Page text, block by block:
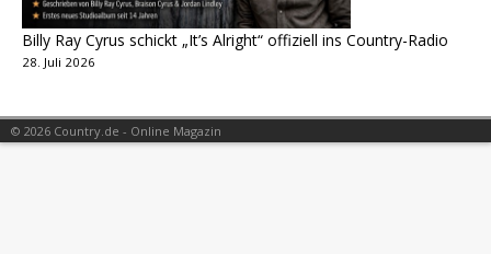
Billy Ray Cyrus schickt „It’s Alright“ offiziell ins Country-Radio
28. Juli 2026
© 2026 Country.de - Online Magazin